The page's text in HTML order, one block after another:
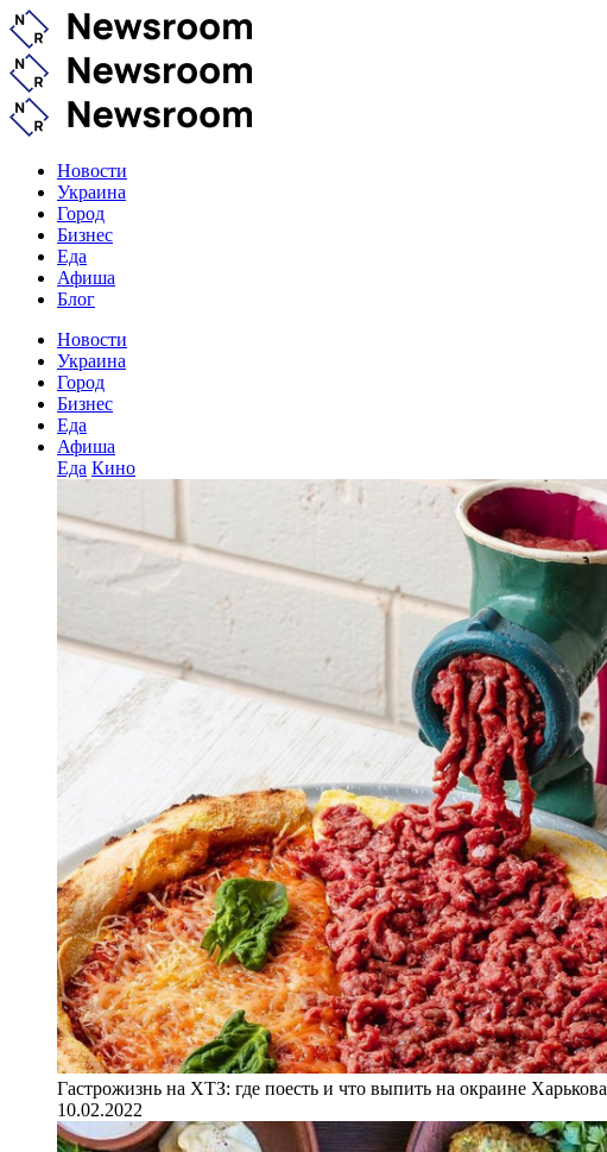
Новости
Украина
Город
Бизнес
Еда
Афиша
Блог
Новости
Украина
Город
Бизнес
Еда
Афиша
Еда Кино
Гастрожизнь на ХТЗ: где поесть и что выпить на окраине Харькова
10.02.2022